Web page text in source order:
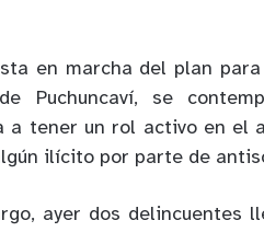
en marcha del plan
Puchuncaví, se
a tener un rol activo en el
ilícito por parte de
ayer dos delincuentes